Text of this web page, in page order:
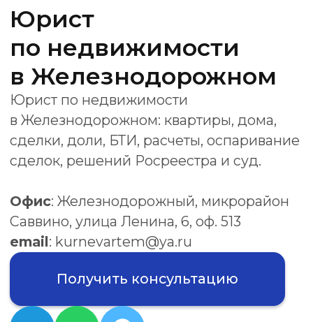
в Железнодорожном
Юрист по недвижимости
в Железнодорожном: квартиры, дома,
сделки, доли, БТИ, расчеты, оспаривание
сделок, решений Росреестра и суд.
Офис: Железнодорожный, микрорайон
Саввино, улица Ленина, 6, оф. 513
: kurnevartem@ya.ru
Получить консультацию